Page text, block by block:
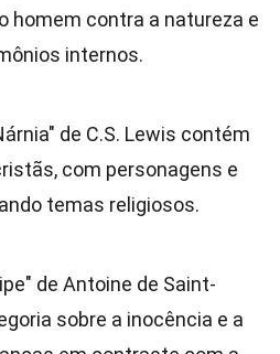
homem contra a natureza e
internos.
de C.S. Lewis contém
com personagens e
temas religiosos.
de Antoine de Saint-
sobre a inocência e a